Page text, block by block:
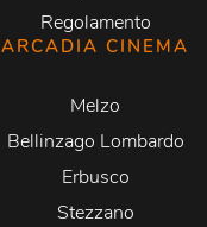
Regolamento
ARCADIA CINEMA
Melzo
Bellinzago Lombardo
Erbusco
Stezzano